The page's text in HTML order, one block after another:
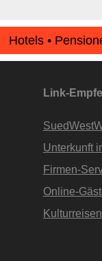
Hotels •
Apartments •
Link-
Unterkunft
Firmen-
Online-